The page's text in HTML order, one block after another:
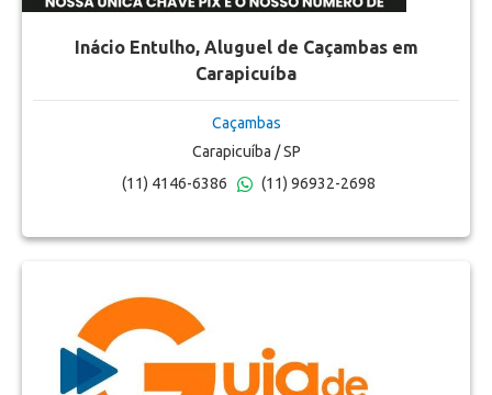
Inácio Entulho, Aluguel de Caçambas em
Carapicuíba
Caçambas
Carapicuíba / SP
(11) 4146-6386
(11) 96932-2698